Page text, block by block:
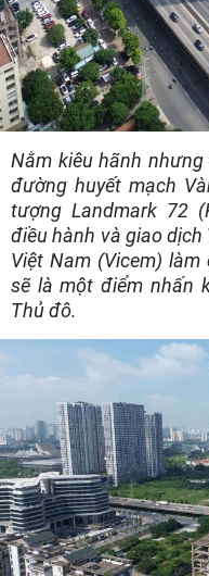
Nằm kiêu hãnh
đường huyết mạch
tượng Landmark 72
điều hành và giao dịch
Việt Nam (Vicem)
sẽ là một điểm nhấn
Thủ đô.